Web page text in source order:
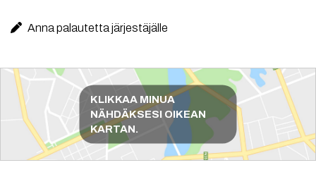
Anna palautetta järjestäjälle
Reittiohjeet
KLIKKAA MINUA
NÄHDÄKSESI OIKEAN
KARTAN.